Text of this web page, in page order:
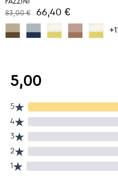
FAZZINI
83,00 €
66,40 €